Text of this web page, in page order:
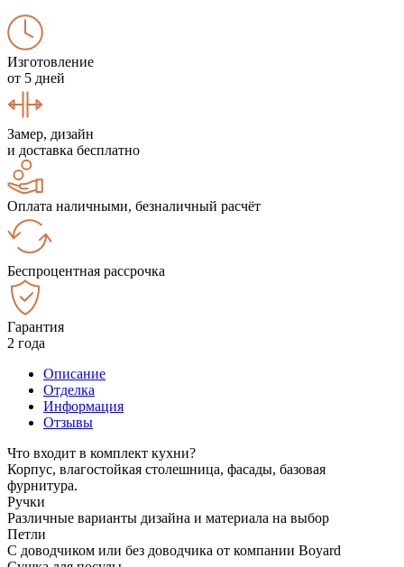
Изготовление
от 5 дней
Замер, дизайн
и доставка бесплатно
Оплата наличными, безналичный расчёт
Беспроцентная рассрочка
Гарантия
2 года
Описание
Отделка
Информация
Отзывы
Что входит в комплект кухни?
Корпус, влагостойкая столешница, фасады, базовая
фурнитура.
Ручки
Различные варианты дизайна и материала на выбор
Петли
С доводчиком или без доводчика от компании Boyard